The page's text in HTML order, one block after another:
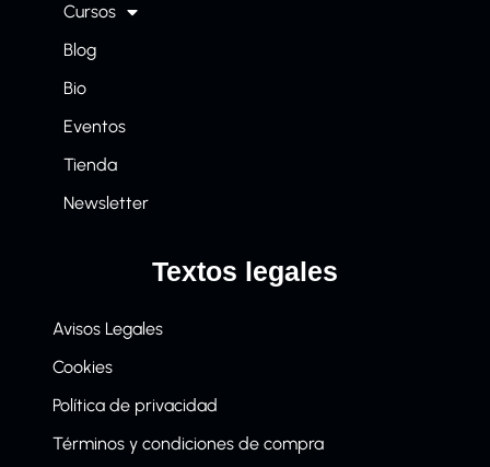
Cursos
Blog
Bio
Eventos
Tienda
Newsletter
Textos legales
Avisos Legales
Cookies
Política de privacidad
Términos y condiciones de compra